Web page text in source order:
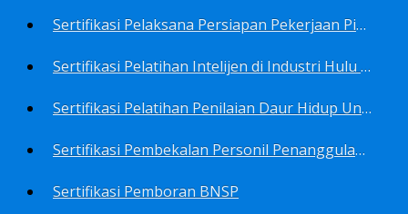
Sertifikasi Pelaksana Persiapan Pekerjaan Pims BNSP
Sertifikasi Pelatihan Intelijen di Industri Hulu Minyak dan Gas Bumi BNSP
Sertifikasi Pelatihan Penilaian Daur Hidup Untuk PROPER (Life Cycle Asssment) BNSP
Sertifikasi Pembekalan Personil Penanggulangan Pencemaran Tingkat On-Scene Commander (IMO Level 2) BNSP
Sertifikasi Pemboran BNSP